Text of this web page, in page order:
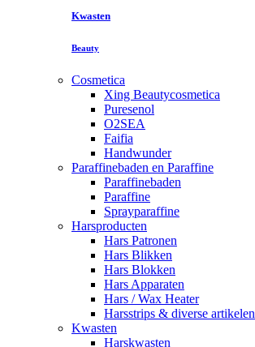
Kwasten
Beauty
Cosmetica
Xing Beautycosmetica
Puresenol
O2SEA
Faifia
Handwunder
Paraffinebaden en Paraffine
Paraffinebaden
Paraffine
Sprayparaffine
Harsproducten
Hars Patronen
Hars Blikken
Hars Blokken
Hars Apparaten
Hars / Wax Heater
Harsstrips & diverse artikelen
Kwasten
Harskwasten